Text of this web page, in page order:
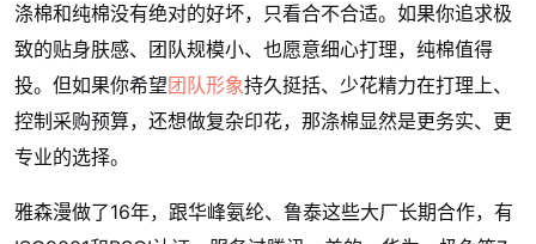
涤棉和纯棉没有绝对的好坏，只看合不合适。如果你追求极
致的贴身肤感、团队规模小、也愿意细心打理，纯棉值得
投。但如果你希望团队形象持久挺括、少花精力在打理上、
控制采购预算，还想做复杂印花，那涤棉显然是更务实、更
专业的选择。
雅森漫做了16年，跟华峰氨纶、鲁泰这些大厂长期合作，有